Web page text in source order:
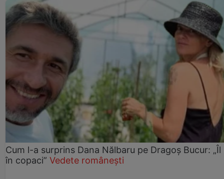
Cum l-a surprins Dana Nălbaru pe Dragoș Bucur: „Îl
în copaci” Vedete românești